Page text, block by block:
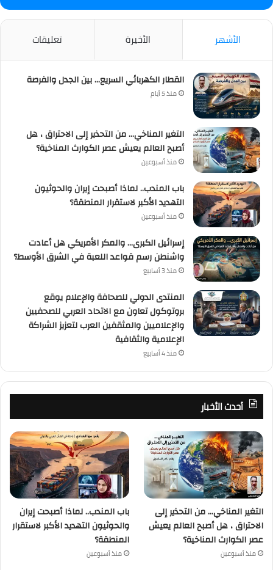
الأشهر الأخيرة تعليقات
القطار الكهربائي السريع… بين الجدل والفرصة
منذ 5 أيام
التغير المناخي… من التحذير إلى الاحتراق ، هل
أصبح العالم يعيش عصر الكوارث المناخية؟
منذ أسبوعين
باب المندب.. لماذا أصبحت إيران والحوثيون
التهديد الأكبر لاستقرار المنطقة؟
منذ أسبوعين
إسرائيل الكبرى… والمكر الأمريكي هل أعادت
واشنطن رسم قواعد اللعبة في الشرق الأوسط؟
منذ 3 أسابيع
المنتدى الدولي للصحافة والإعلام يوقع
بروتوكول تعاون مع الاتحاد العربي للصحفيين
والإعلاميين والمثقفين العرب لتعزيز الشراكة
الإعلامية والثقافية
منذ 4 أسابيع
أحدث الأخبار
التغير المناخي… من التحذير إلى
الاحتراق ، هل أصبح العالم يعيش
عصر الكوارث المناخية؟
منذ أسبوعين
باب المندب.. لماذا أصبحت إيران
والحوثيون التهديد الأكبر لاستقرار
المنطقة؟
منذ أسبوعين